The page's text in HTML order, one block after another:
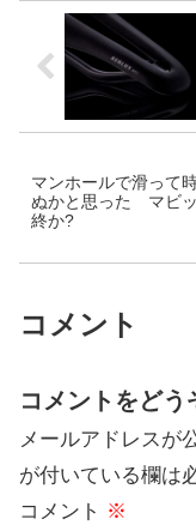
マンホールで滑って
ぬかと思った マビ
終か?
コメント
コメントをどう
メールアドレスが
が付いている欄は
コメント ※